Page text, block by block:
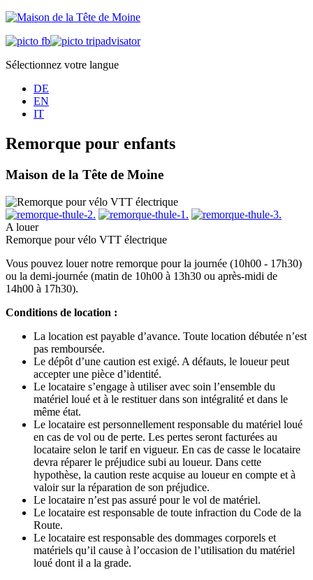
Sélectionnez votre langue
DE
EN
IT
Remorque pour enfants
Maison de la Tête de Moine
A louer
Remorque pour vélo VTT électrique
Vous pouvez louer notre remorque pour la journée (10h00 - 17h30)
ou la demi-journée (matin de 10h00 à 13h30 ou après-midi de
14h00 à 17h30).
Conditions de location :
La location est payable d’avance. Toute location débutée n’est
pas remboursée.
Le dépôt d’une caution est exigé. A défauts, le loueur peut
accepter une pièce d’identité.
Le locataire s’engage à utiliser avec soin l’ensemble du
matériel loué et à le restituer dans son intégralité et dans le
même état.
Le locataire est personnellement responsable du matériel loué
en cas de vol ou de perte. Les pertes seront facturées au
locataire selon le tarif en vigueur. En cas de casse le locataire
devra réparer le préjudice subi au loueur. Dans cette
hypothèse, la caution reste acquise au loueur en compte et à
valoir sur la réparation de son préjudice.
Le locataire n’est pas assuré pour le vol de matériel.
Le locataire est responsable de toute infraction du Code de la
Route.
Le locataire est responsable des dommages corporels et
matériels qu’il cause à l’occasion de l’utilisation du matériel
loué dont il a la grade.